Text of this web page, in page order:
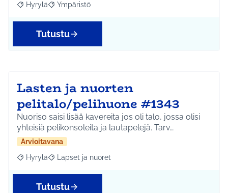
Rajaa tulokset aihepiirin mukaan: Hyrylä
Hyrylä Rajaa tulokset teeman mukaan: Ympäristö
Ympäristö
Tutustu
Lasten ja nuorten
pelitalo/pelihuone #1343
Nuoriso saisi lisää kavereita jos oli talo, jossa olisi
yhteisiä pelikonsoleita ja lautapelejä. Tarv…
Arvioitavana
Rajaa tulokset aihepiirin mukaan: Hyrylä
Hyrylä Rajaa tulokset teeman mukaan: Lapset ja nuoret
Lapset ja nuoret
Tutustu